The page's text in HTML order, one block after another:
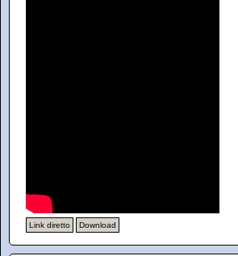
Link diretto Download